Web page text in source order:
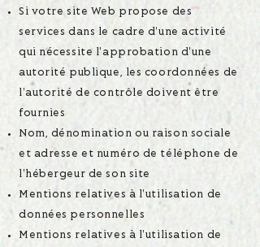
Si votre site Web propose des
services dans le cadre d'une activité
qui nécessite l'approbation d'une
autorité publique, les coordonnées de
l'autorité de contrôle doivent être
fournies
Nom, dénomination ou raison sociale
et adresse et numéro de téléphone de
l'hébergeur de son site
Mentions relatives à l'utilisation de
données personnelles
Mentions relatives à l'utilisation de